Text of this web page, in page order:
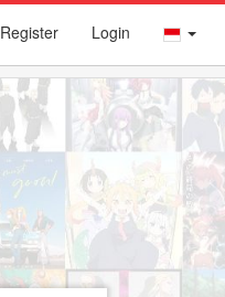
Register Login